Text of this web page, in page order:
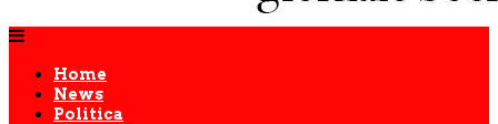
Home
News
Politica